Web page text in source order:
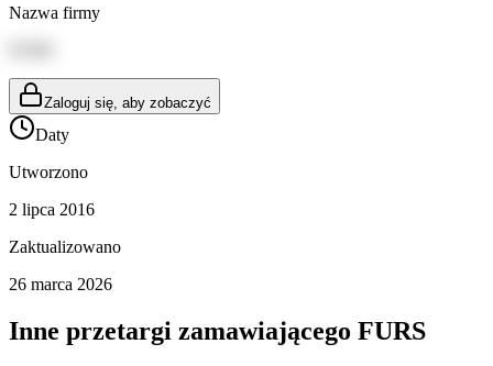
Nazwa firmy
Zaloguj się, aby zobaczyć
Daty
Utworzono
2 lipca 2016
Zaktualizowano
26 marca 2026
Inne przetargi zamawiającego FURS